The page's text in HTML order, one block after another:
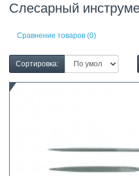
Слесарный
Сравнение товаров (0)
Сортировка: